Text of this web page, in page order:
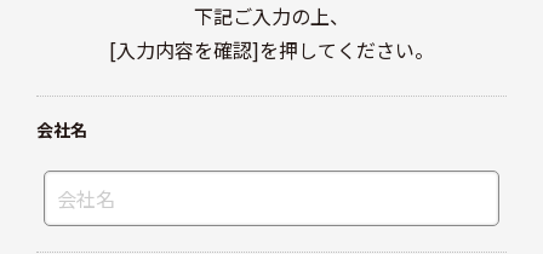
下記ご入力の上、
[入力内容を確認]を押してください。
会社名